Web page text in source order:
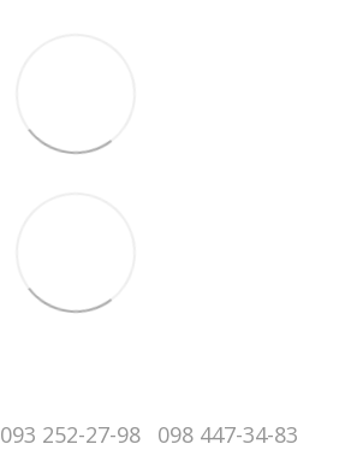
093 252-27-98
098 447-34-83